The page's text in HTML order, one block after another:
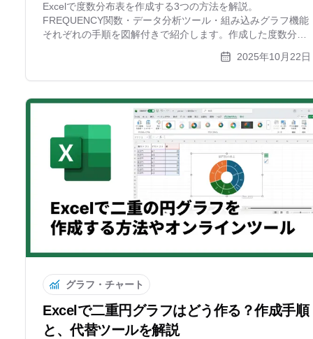
Excelで度数分布表を作成する3つの方法を解説。
FREQUENCY関数・データ分析ツール・組み込みグラフ機能
それぞれの手順を図解付きで紹介します。作成した度数分布
2025年10月22日
グラフ・チャート
Excelで二重円グラフはどう作る？作成手順
と、代替ツールを解説